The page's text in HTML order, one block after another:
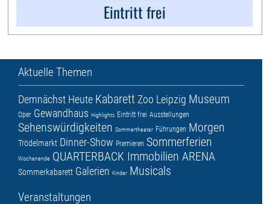
Eintritt frei
Aktuelle Themen
Demnächst Heute Kabarett Zoo Leipzig Museum
Oper Gewandhaus Highlights Eintritt frei Ausstellungen
Sehenswürdigkeiten Sommertheater Führungen Morgen
Trödelmarkt Dinner-Show Premieren Sommerferien
Wochenende QUARTERBACK Immobilien ARENA
Sommerkabarett Galerien Kinder Musicals
Veranstaltungen